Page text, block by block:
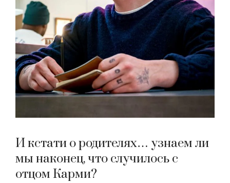
И кстати о родителях… узнаем ли
мы наконец, что случилось с
отцом Карми?